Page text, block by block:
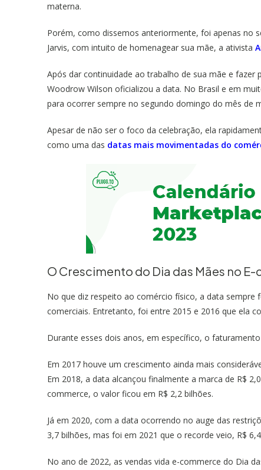
materna.
Porém, como dissemos anteriormente, foi apenas no
Jarvis, com intuito de homenagear sua mãe, a ativista
Após dar continuidade ao trabalho de sua mãe e
Woodrow Wilson oficializou a data. No Brasil e em
para ocorrer sempre no segundo domingo do mês de
Apesar de não ser o foco da celebração, ela
como uma das datas mais movimentadas do
O Crescimento do Dia das Mães no
No que diz respeito ao comércio físico, a data
comerciais. Entretanto, foi entre 2015 e 2016 que ela
Durante esses dois anos, em específico, o
Em 2017 houve um crescimento ainda mais
Em 2018, a data alcançou finalmente a marca de R$
commerce, o valor ficou em R$ 2,2 bilhões.
Já em 2020, com a data ocorrendo no auge das
3,7 bilhões, mas foi em 2021 que o recorde veio, R$
No ano de 2022, as vendas vida e-commerce do Dia